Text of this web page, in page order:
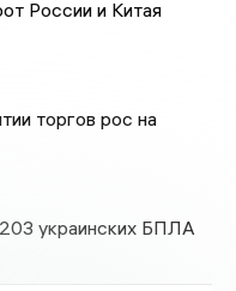
России и Китая
торгов рос на
украинских БПЛА